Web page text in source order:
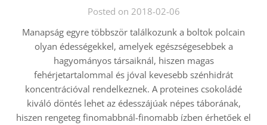
Posted on 2018-02-06
Manapság egyre többször találkozunk a boltok polcain
olyan édességekkel, amelyek egészségesebbek a
hagyományos társaiknál, hiszen magas
fehérjetartalommal és jóval kevesebb szénhidrát
koncentrációval rendelkeznek. A proteines csokoládé
kiváló döntés lehet az édesszájúak népes táborának,
hiszen rengeteg finomabbnál-finomabb ízben érhetőek el